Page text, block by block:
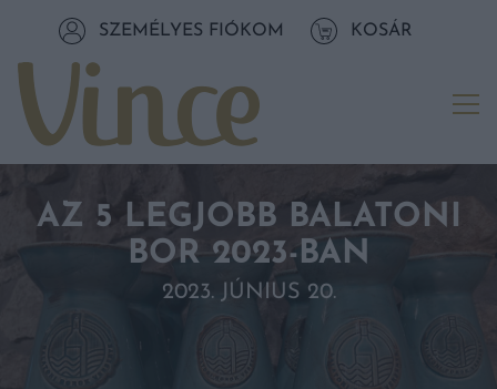
Tovább a tartalomhozSZEMÉLYES FIÓKOM KOSÁR
AZ 5 LEGJOBB BALATONI
BOR 2023-BAN
2023. JÚNIUS 20.